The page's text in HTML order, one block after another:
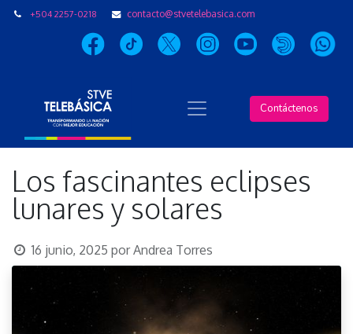
+504 2257-0218 contacto@stvetelebasica.com
Contáctenos
Los fascinantes eclipses
lunares y solares
16 junio, 2025 porAndrea Torres